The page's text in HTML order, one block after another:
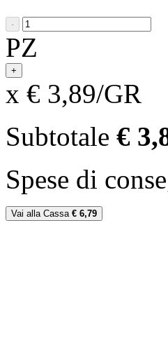
-
PZ
+
x € 3,89/GR
Subtotale €
Spese di
Vai alla Cassa € 6,79